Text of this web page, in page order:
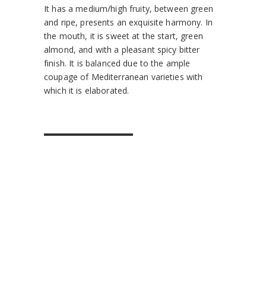
It has a medium/high fruity, between green
and ripe, presents an exquisite harmony. In
the mouth, it is sweet at the start, green
almond, and with a pleasant spicy bitter
finish. It is balanced due to the ample
coupage of Mediterranean varieties with
which it is elaborated.